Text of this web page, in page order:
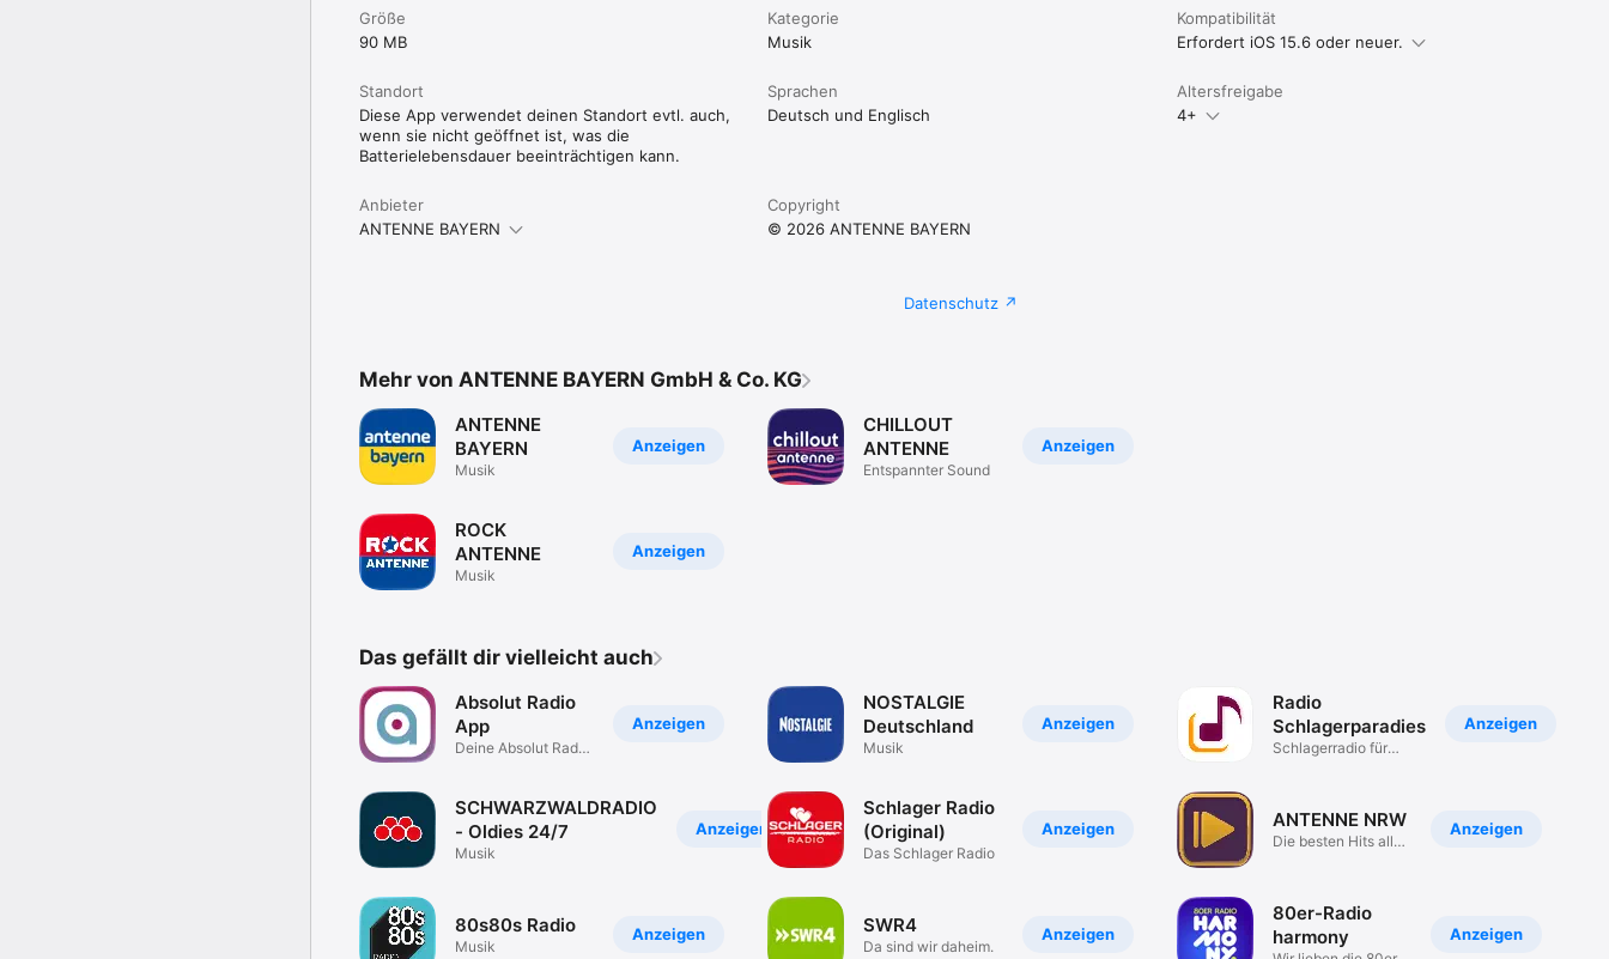
Größe
90 MB
Kategorie
Musik
Kompatibilität
Erfordert iOS 15.6 oder neuer.
Standort
Diese App verwendet deinen Standort evtl. auch,
wenn sie nicht geöffnet ist, was die
Batterielebensdauer beeinträchtigen kann.
Sprachen
Deutsch und Englisch
Altersfreigabe
4+
Anbieter
ANTENNE BAYERN
Copyright
© 2026 ANTENNE BAYERN
Datenschutz
Mehr von ANTENNE BAYERN GmbH & Co. KG
Anzeigen
ANTENNE
BAYERN
Musik
Anzeigen
ROCK
ANTENNE
Musik
Anzeigen
CHILLOUT
ANTENNE
Entspannter Sound
Das gefällt dir vielleicht auch
Anzeigen
Absolut Radio
App
Deine Absolut Radio
Anzeigen
SCHWARZWALDRADIO
- Oldies 24/7
Musik
Anzeigen
80s80s Radio
Musik
Anzeigen
NOSTALGIE
Deutschland
Musik
Anzeigen
Schlager Radio
(Original)
Das Schlager Radio
Anzeigen
SWR4
Da sind wir daheim.
Anzeigen
Radio
Schlagerparadies
Schlagerradio für
Anzeigen
ANTENNE NRW
Die besten Hits aller
Anzeigen
80er-Radio
harmony